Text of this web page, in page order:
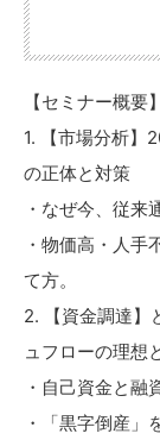
【セミナー概要】
1. 【市場分析】
の正体と対策
・なぜ今、従来
・物価高・人手
て方。
2. 【資金調達】
ュフローの理想
・自己資金と融
・「黒字倒産」